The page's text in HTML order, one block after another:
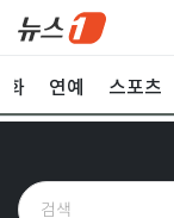
화 연예 스포츠